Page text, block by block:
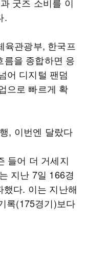
.
육관광부, 한국프
름을 종합하면 응
어 디지털 팬덤
으로 빠르게 확
, 이번엔 달랐다
들어 더 거세지
지난 7일 166경
다. 이는 지난해
록(175경기)보다